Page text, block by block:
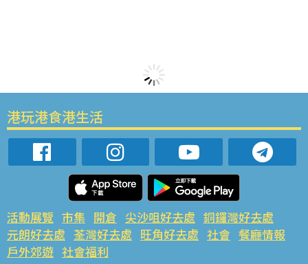
港玩港食港生活
活動展覽 市集 開倉 尖沙咀好去處 銅鑼灣好去處
元朗好去處 荃灣好去處 旺角好去處 社會 餐廳情報
戶外郊遊 社會福利